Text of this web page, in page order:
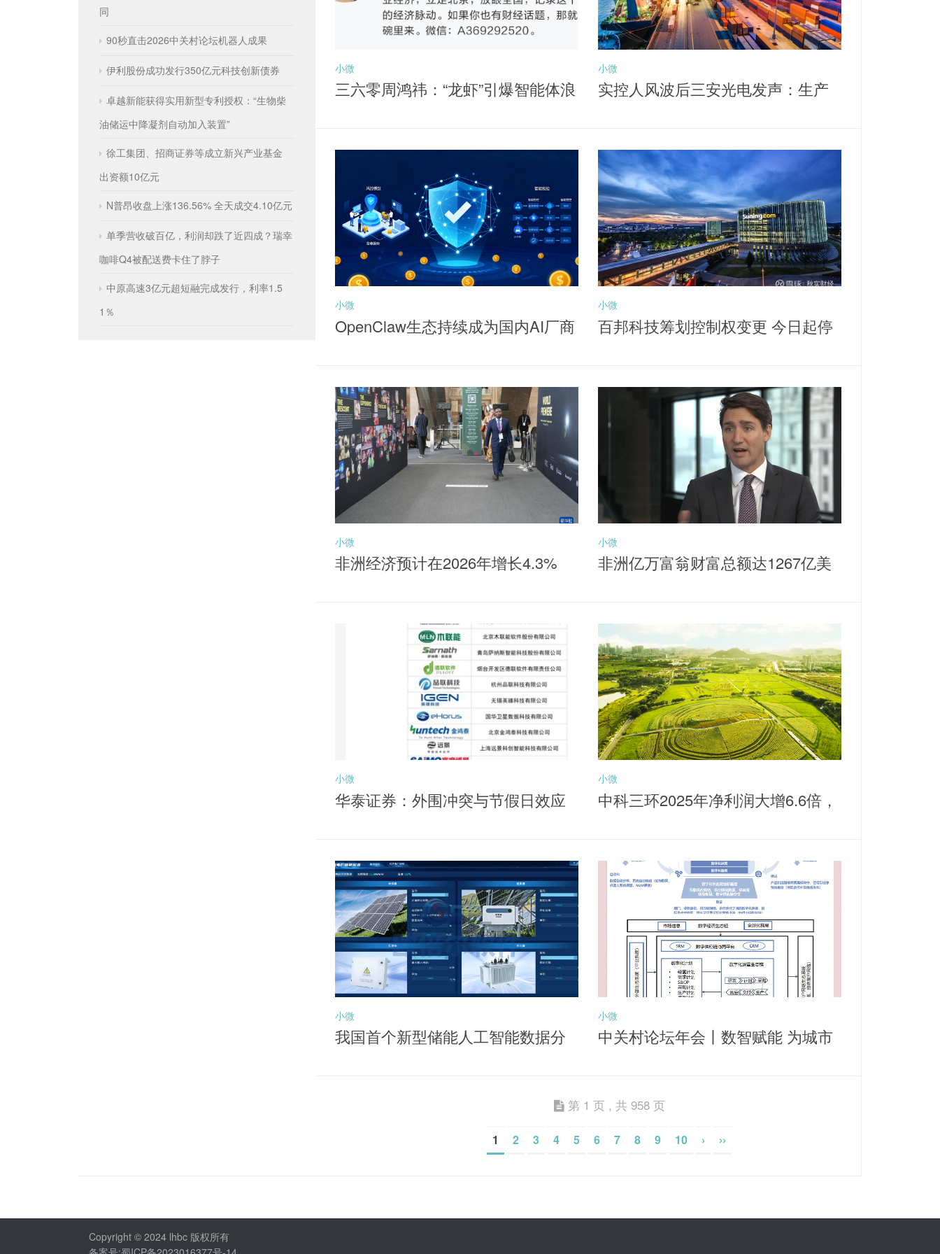
小微
三六零周鸿祎：“龙虾”引爆智能体浪
小微
实控人风波后三安光电发声：生产
小微
OpenClaw生态持续成为国内AI厂商
20910）布局机会
小微
百邦科技筹划控制权变更 今日起停
小微
非洲经济预计在2026年增长4.3%
小微
非洲亿万富翁财富总额达1267亿美
小微
华泰证券：外围冲突与节假日效应
小微
中科三环2025年净利润大增6.6倍，
小微
我国首个新型储能人工智能数据分
小微
中关村论坛年会丨数智赋能 为城市
第 1 页 , 共 958 页
1 2 3 4 5 6 7 8 9 10 › ››
同
90秒直击2026中关村论坛机器人成果
伊利股份成功发行350亿元科技创新债券
卓越新能获得实用新型专利授权：“生物柴
油储运中降凝剂自动加入装置”
徐工集团、招商证券等成立新兴产业基金
出资额10亿元
N普昂收盘上涨136.56% 全天成交4.10亿元
单季营收破百亿，利润却跌了近四成？瑞幸
咖啡Q4被配送费卡住了脖子
中原高速3亿元超短融完成发行，利率1.5
1％
Copyright © 2024 lhbc 版权所有